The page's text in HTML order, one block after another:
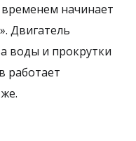
начинает
Двигатель
воды и прокрутки
работает